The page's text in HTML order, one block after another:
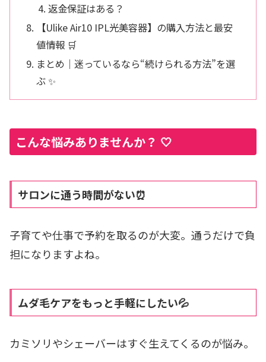
返金保証はある？
【Ulike Air10 IPL光美容器】の購入方法と最安
値情報 🛒
まとめ｜迷っているなら“続けられる方法”を選
ぶ ✨
こんな悩みありませんか？ 🤍
サロンに通う時間がない⏰
子育てや仕事で予約を取るのが大変。通うだけで負
担になりますよね。
ムダ毛ケアをもっと手軽にしたい💦
カミソリやシェーバーはすぐ生えてくるのが悩み。